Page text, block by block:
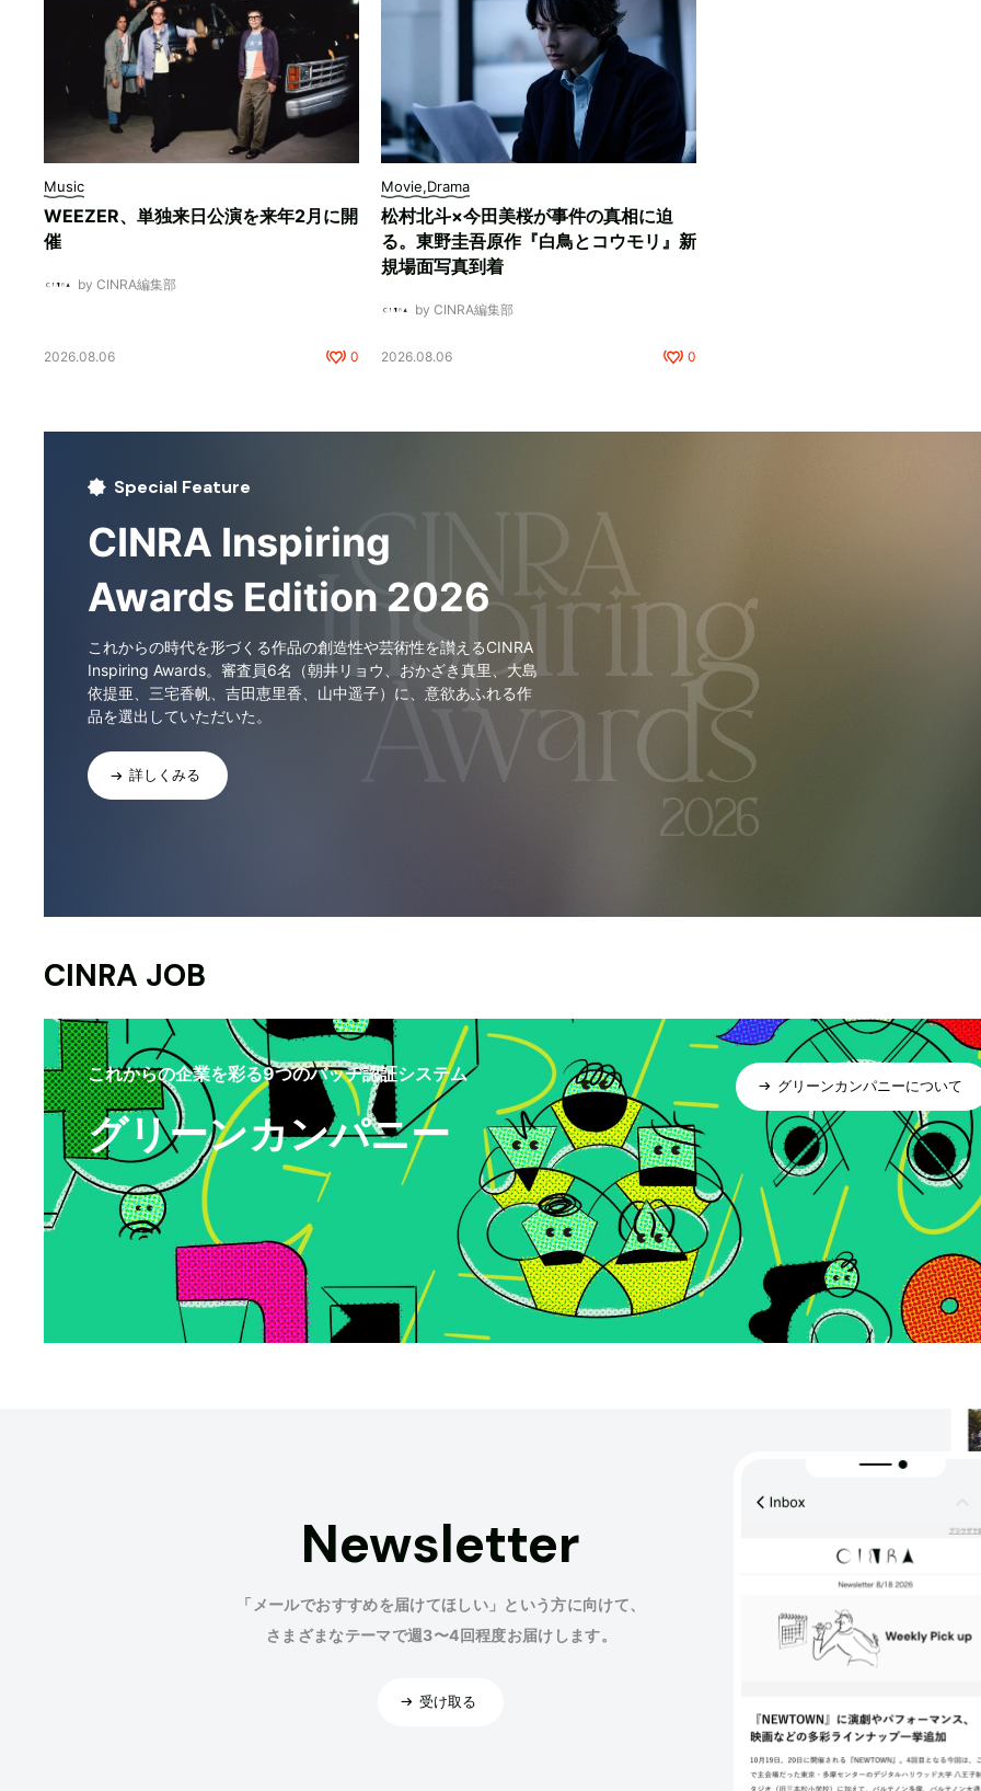
Music
WEEZER、単独来日公演を来年2月に開
催
by CINRA編集部
2026.08.06 0
Movie,Drama
松村北斗×今田美桜が事件の真相に迫
る。東野圭吾原作『白鳥とコウモリ』新
規場面写真到着
by CINRA編集部
2026.08.06 0
Special Feature
CINRA Inspiring
Awards Edition 2026
これからの時代を形づくる作品の創造性や芸術性を讃えるCINRA
Inspiring Awards。審査員6名（朝井リョウ、おかざき真里、大島
依提亜、三宅香帆、吉田恵里香、山中遥子）に、意欲あふれる作
品を選出していただいた。
詳しくみる
CINRA JOB
これからの企業を彩る9つのバッヂ認証システム
グリーンカンパニー
グリーンカンパニーについて
Newsletter
「メールでおすすめを届けてほしい」という方に向けて、
さまざまなテーマで週3〜4回程度お届けします。
受け取る